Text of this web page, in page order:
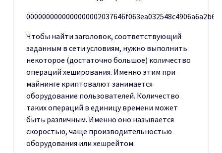
Чтобы найти заголовок, соответствующий
заданным в сети условиям, нужно выполнить
некоторое (достаточно большое) количество
операций хеширования. Именно этим при
майнинге криптовалют занимается
оборудование пользователей. Количество
таких операций в единицу времени может
быть различным. Именно оно называется
скоростью, чаще производительностью
оборудования или хешрейтом.